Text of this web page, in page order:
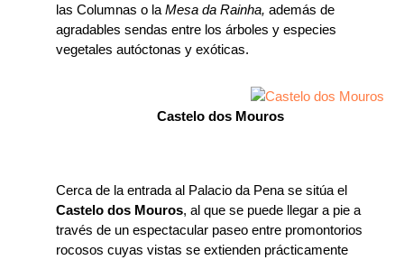
las Columnas o laMesa da Rainha, además de
agradables sendas entre los árboles y especies
vegetales autóctonas y exóticas.
Castelo dos Mouros
Cerca de la entrada al Palacio da Pena se sitúa el
Castelo dos Mouros, al que se puede llegar a pie a
través de un espectacular paseo entre promontorios
rocosos cuyas vistas se extienden prácticamente